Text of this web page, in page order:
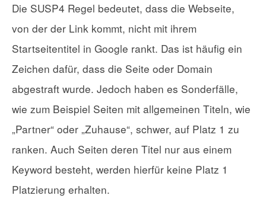
Die SUSP4 Regel bedeutet, dass die Webseite,
von der der Link kommt, nicht mit ihrem
Startseitentitel in Google rankt. Das ist häufig ein
Zeichen dafür, dass die Seite oder Domain
abgestraft wurde. Jedoch haben es Sonderfälle,
wie zum Beispiel Seiten mit allgemeinen Titeln, wie
„Partner“ oder „Zuhause“, schwer, auf Platz 1 zu
ranken. Auch Seiten deren Titel nur aus einem
Keyword besteht, werden hierfür keine Platz 1
Platzierung erhalten.